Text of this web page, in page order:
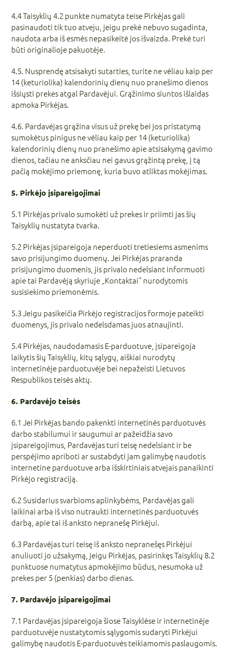
4.4 Taisyklių 4.2 punkte numatyta teise Pirkėjas gali
pasinaudoti tik tuo atveju, jeigu prekė nebuvo sugadinta,
naudota arba iš esmės nepasikeitė jos išvaizda. Prekė turi
būti originalioje pakuotėje.
4.5. Nusprendę atsisakyti sutarties, turite ne vėliau kaip per
14 (keturiolika) kalendorinių dienų nuo pranešimo dienos
išsiųsti prekes atgal Pardavėjui. Grąžinimo siuntos išlaidas
apmoka Pirkėjas.
4.6. Pardavėjas grąžina visus už prekę bei jos pristatymą
sumokėtus pinigus ne vėliau kaip per 14 (keturiolika)
kalendorinių dienų nuo pranešimo apie atsisakymą gavimo
dienos, tačiau ne anksčiau nei gavus grąžintą prekę, į tą
pačią mokėjimo priemonę, kuria buvo atliktas mokėjimas.
5. Pirkėjo įsipareigojimai
5.1 Pirkėjas privalo sumokėti už prekes ir priimti jas šių
Taisyklių nustatyta tvarka.
5.2 Pirkėjas įsipareigoja neperduoti tretiesiems asmenims
savo prisijungimo duomenų. Jei Pirkėjas praranda
prisijungimo duomenis, jis privalo nedelsiant informuoti
apie tai Pardavėją skyriuje „Kontaktai“ nurodytomis
susisiekimo priemonėmis.
5.3 Jeigu pasikeičia Pirkėjo registracijos formoje pateikti
duomenys, jis privalo nedelsdamas juos atnaujinti.
5.4 Pirkėjas, naudodamasis E-parduotuve, įsipareigoja
laikytis šių Taisyklių, kitų sąlygų, aiškiai nurodytų
internetinėje parduotuvėje bei nepažeisti Lietuvos
Respublikos teisės aktų.
6. Pardavėjo teisės
6.1 Jei Pirkėjas bando pakenkti internetinės parduotuvės
darbo stabilumui ir saugumui ar pažeidžia savo
įsipareigojimus, Pardavėjas turi teisę nedelsiant ir be
perspėjimo apriboti ar sustabdyti jam galimybę naudotis
internetine parduotuve arba išskirtiniais atvejais panaikinti
Pirkėjo registraciją.
6.2 Susidarius svarbioms aplinkybėms, Pardavėjas gali
laikinai arba iš viso nutraukti internetinės parduotuvės
darbą, apie tai iš anksto nepranešę Pirkėjui.
6.3 Pardavėjas turi teisę iš anksto nepranešęs Pirkėjui
anuliuoti jo užsakymą, jeigu Pirkėjas, pasirinkęs Taisyklių 8.2
punktuose numatytus apmokėjimo būdus, nesumoka už
prekes per 5 (penkias) darbo dienas.
7. Pardavėjo įsipareigojimai
7.1 Pardavėjas įsipareigoja šiose Taisyklėse ir internetinėje
parduotuvėje nustatytomis sąlygomis sudaryti Pirkėjui
galimybę naudotis E-parduotuvės teikiamomis paslaugomis.